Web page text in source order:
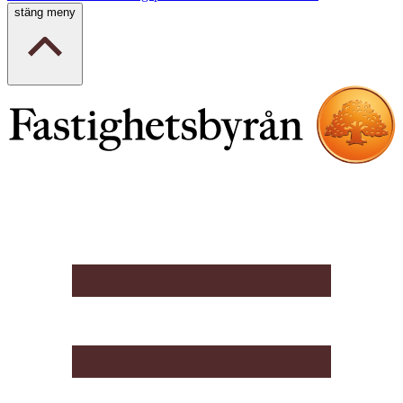
stäng meny